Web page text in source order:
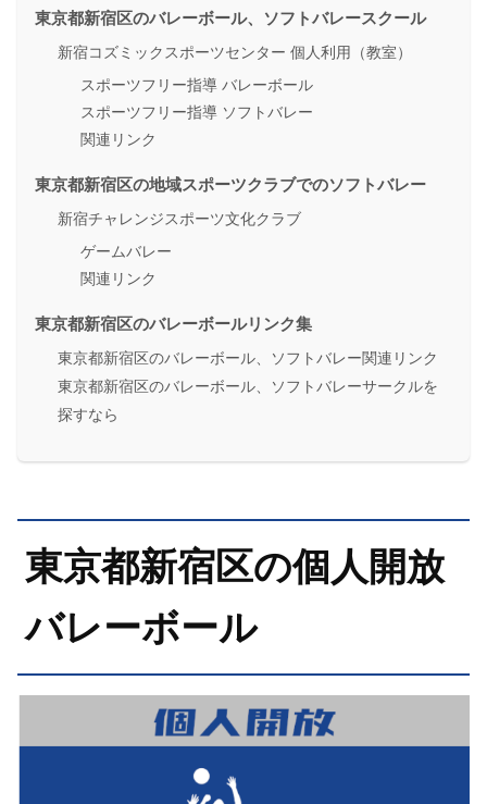
東京都新宿区のバレーボール、ソフトバレースクール
新宿コズミックスポーツセンター 個人利用（教室）
スポーツフリー指導 バレーボール
スポーツフリー指導 ソフトバレー
関連リンク
東京都新宿区の地域スポーツクラブでのソフトバレー
新宿チャレンジスポーツ文化クラブ
ゲームバレー
関連リンク
東京都新宿区のバレーボールリンク集
東京都新宿区のバレーボール、ソフトバレー関連リンク
東京都新宿区のバレーボール、ソフトバレーサークルを
探すなら
東京都新宿区の個人開放
バレーボール